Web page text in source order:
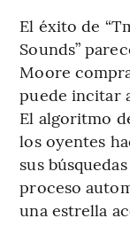
El éxito de
Sounds”
Moore
puede incitar
El algoritmo
los oyentes
sus
proceso
una estrella